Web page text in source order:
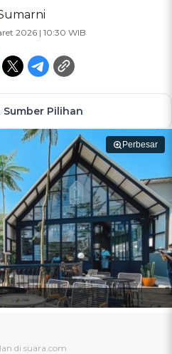
2026 | 10:30 WIB
Sumber Pilihan
Perbesar